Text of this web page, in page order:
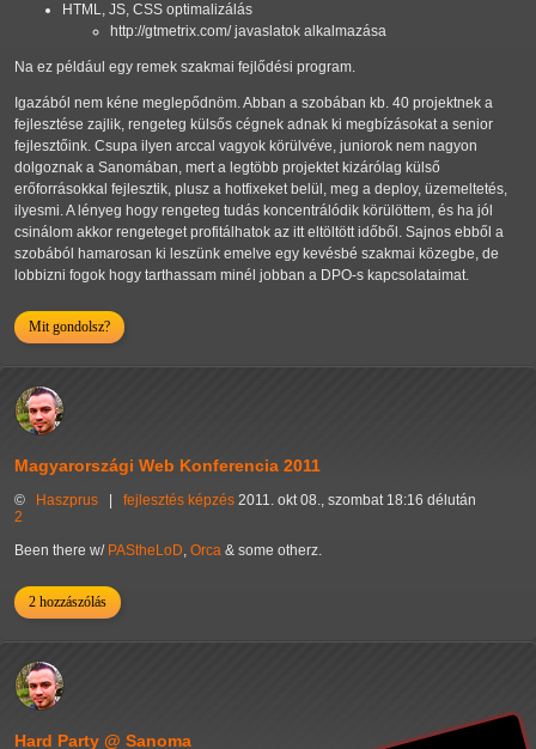
HTML, JS, CSS optimalizálás
http://gtmetrix.com/ javaslatok alkalmazása
Na ez például egy remek szakmai fejlődési program.
Igazából nem kéne meglepődnöm. Abban a szobában kb. 40 projektnek a
fejlesztése zajlik, rengeteg külsős cégnek adnak ki megbízásokat a senior
fejlesztőink. Csupa ilyen arccal vagyok körülvéve, juniorok nem nagyon
dolgoznak a Sanomában, mert a legtöbb projektet kizárólag külső
erőforrásokkal fejlesztik, plusz a hotfixeket belül, meg a deploy, üzemeltetés,
ilyesmi. A lényeg hogy rengeteg tudás koncentrálódik körülöttem, és ha jól
csinálom akkor rengeteget profitálhatok az itt eltöltött időből. Sajnos ebből a
szobából hamarosan ki leszünk emelve egy kevésbé szakmai közegbe, de
lobbizni fogok hogy tarthassam minél jobban a DPO-s kapcsolataimat.
Mit gondolsz?
Magyarországi Web Konferencia 2011
© Haszprus fejlesztés képzés 2011. okt 08., szombat 18:16 délután
2
Been there w/ PAStheLoD, Orca & some otherz.
2 hozzászólás
Hard Party @ Sanoma